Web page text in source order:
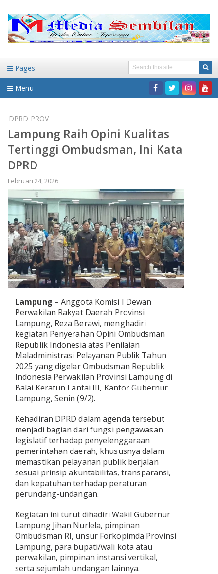
Pages
Menu
DAERAH
NASIONAL
DAERAH
BANDAR LAMPUNG
METRO
LAMPUNG TENGAH
LAMPUNG UTARA
LAMPUNG TIMUR
LAMPUNG BARAT
LAMPUNG SELATAN
PESAWARAN
TANGGAMUS
PESISIR BARAT
TULANG BAWANG
TULANG BAWANG BARAT
MESUJI
PRINGSEWU
HUKUM-KRIMINAL
PENDIDIKAN
WISATA
OLAHRAGA
ADVETORIAL
DPRD PROV
Lampung Raih Opini Kualitas
Tertinggi Ombudsman, Ini Kata
DPRD
Februari 24, 2026
Lampung – Anggota Komisi I Dewan
Perwakilan Rakyat Daerah Provinsi
Lampung, Reza Berawi, menghadiri
kegiatan Penyerahan Opini Ombudsman
Republik Indonesia atas Penilaian
Maladministrasi Pelayanan Publik Tahun
2025 yang digelar Ombudsman Republik
Indonesia Perwakilan Provinsi Lampung di
Balai Keratun Lantai III, Kantor Gubernur
Lampung, Senin (9/2).
Kehadiran DPRD dalam agenda tersebut
menjadi bagian dari fungsi pengawasan
legislatif terhadap penyelenggaraan
pemerintahan daerah, khususnya dalam
memastikan pelayanan publik berjalan
sesuai prinsip akuntabilitas, transparansi,
dan kepatuhan terhadap peraturan
perundang-undangan.
Kegiatan ini turut dihadiri Wakil Gubernur
Lampung Jihan Nurlela, pimpinan
Ombudsman RI, unsur Forkopimda Provinsi
Lampung, para bupati/wali kota atau
perwakilan, pimpinan instansi vertikal,
serta sejumlah undangan lainnya.